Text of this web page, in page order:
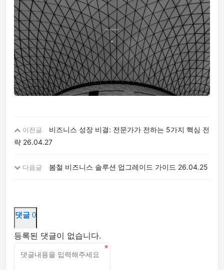
이전글
비즈니스 성장 비결: 전문가가 전하는 5가지 핵심 전
략 26.04.27
다음글 봄철 비즈니스 솔루션 업그레이드 가이드 26.04.25
댓글 0
등록된 댓글이 없습니다.